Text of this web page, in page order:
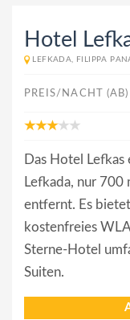
Hotel
LEFKADA, FILIPPA
PREIS/NACHT (AB)
Das Hotel Lefkas
Lefkada, nur 700
entfernt. Es
kostenfreies
Sterne-Hotel
Suiten.